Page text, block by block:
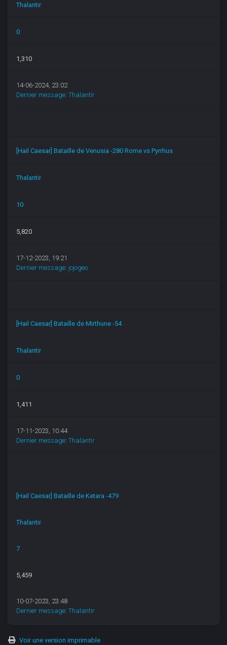
Thalantir
0
1,310
14-06-2024, 23:02
Dernier message:Thalantir
[Hail Caesar] Bataille de Venusia -280 Rome vs Pyrrhus
Thalantir
10
5,820
17-12-2023, 19:21
Dernier message: jojogeo
[Hail Caesar] Bataille de Mirthune -54
Thalantir
0
1,411
17-11-2023, 10:44
Dernier message:Thalantir
[Hail Caesar] Bataille de Ketara -479
Thalantir
7
5,459
10-07-2023, 23:48
Dernier message:Thalantir
Voir une version imprimable